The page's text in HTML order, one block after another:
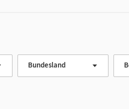
Bundesland